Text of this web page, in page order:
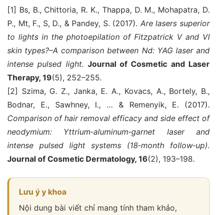
[1] Bs, B., Chittoria, R. K., Thappa, D. M., Mohapatra, D.
P., Mt, F., S, D., & Pandey, S. (2017). Are lasers superior
to lights in the photoepilation of Fitzpatrick V and VI
skin types?–A comparison between Nd: YAG laser and
intense pulsed light. Journal of Cosmetic and Laser
Therapy, 19(5), 252–255.
[2] Szima, G. Z., Janka, E. A., Kovacs, A., Bortely, B.,
Bodnar, E., Sawhney, I., … & Remenyik, E. (2017).
Comparison of hair removal efficacy and side effect of
neodymium: Yttrium‐aluminum‐garnet laser and
intense pulsed light systems (18‐month follow‐up).
Journal of Cosmetic Dermatology, 16(2), 193–198.
Lưu ý y khoa
Nội dung bài viết chỉ mang tính tham khảo,